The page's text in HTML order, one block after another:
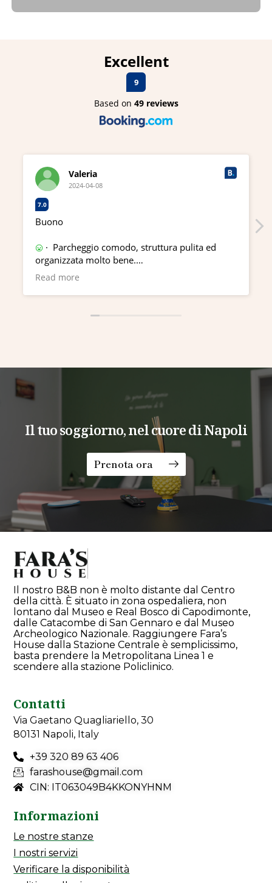
Excellent
9
Based on 49 reviews
Valeria
2024-04-08
7.0
Buono
· Parcheggio comodo, struttura pulita ed
organizzata molto bene.
· Letto scomodo
Read more
Il tuo soggiorno, nel cuore di Napoli
Prenota ora
Il nostro B&B non è molto distante dal Centro
della città. È situato in zona ospedaliera, non
lontano dal Museo e Real Bosco di Capodimonte,
dalle Catacombe di San Gennaro e dal Museo
Archeologico Nazionale. Raggiungere Fara’s
House dalla Stazione Centrale è semplicissimo,
basta prendere la Metropolitana Linea 1 e
scendere alla stazione Policlinico.
Contatti
Via Gaetano Quagliariello, 30
80131 Napoli, Italy
+39 320 89 63 406
farashouse@gmail.com
CIN: IT063049B4KKONYHNM
Informazioni
Le nostre stanze
I nostri servizi
Verificare la disponibilità